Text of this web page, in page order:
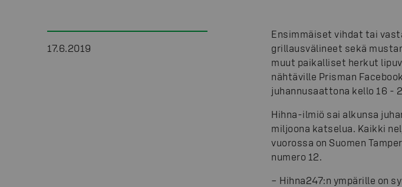
17.6.2019
Ensimmäiset vihdat tai
grillausvälineet sekä
muut paikalliset herkut
nähtäville Prisman
juhannusaattona kello 16 -
Hihna-ilmiö sai alkunsa
miljoona katselua. Kaikki
vuorossa on Suomen
numero 12.
– Hihna247:n ympärille on